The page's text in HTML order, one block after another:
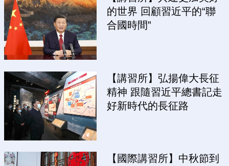
的世界 回顧習近平的“聯
合國時間”
【講習所】弘揚偉大長征
精神 跟隨習近平總書記走
好新時代的長征路
【國際講習所】中秋節到